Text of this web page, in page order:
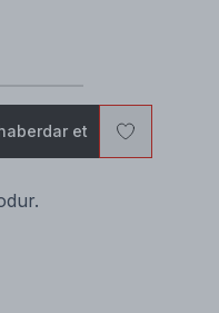
et